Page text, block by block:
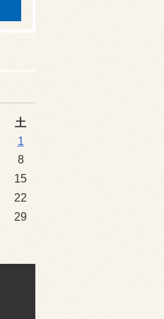
土
1
8
15
22
29